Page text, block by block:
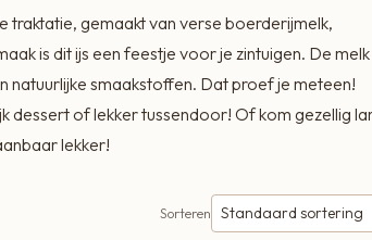
Een plek waar kwaliteit, smaak en
gastvrijheid centraal staan
Bezoek onze farmshop
Kortland 42, Alblasserdam
traktatie, gemaakt van verse boerderijmelk,
is dit ijs een feestje voor je zintuigen. De melk
natuurlijke smaakstoffen. Dat proef je meteen!
dessert of lekker tussendoor! Of kom gezellig
lekker!
Sorteren